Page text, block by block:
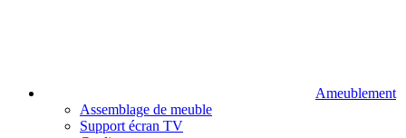
Ameublement
Assemblage de meuble
Support écran TV